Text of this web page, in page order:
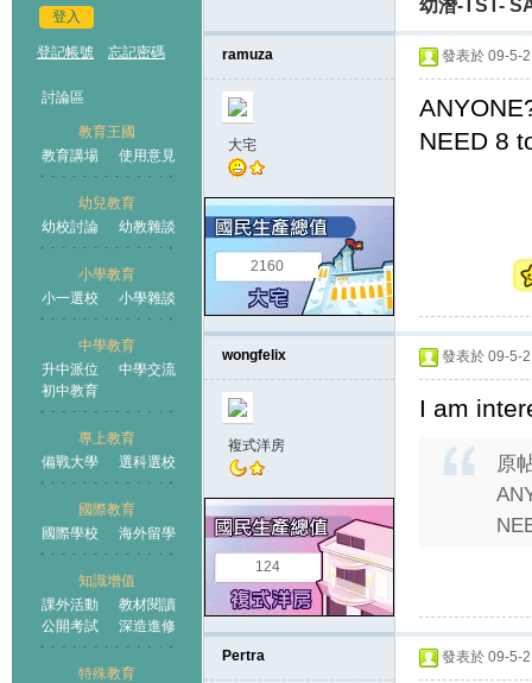
登入
登記帳號 忘記密碼
討論區
教育王國
教育講場
使用意見
幼兒教育
幼校討論
幼教雜談
小學教育
小一選校
小學雜談
中學教育
升中派位
中學交流
初中教育
專上教育
備戰大學
選科選校
國際教育
國際學校
海外留學
知識增值
課外活動
教材閱讀
公開考試
深造進修
特殊教育
王國
幼潛-TST-
ramuza
大宅
2160
發表於 09-5-
NEED 8
wongfelix
複式洋房
124
發表於 09-5-
I am
原
Pertra 發表於 09-5-